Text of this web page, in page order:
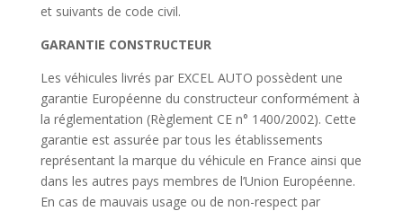
et suivants de code civil.
GARANTIE CONSTRUCTEUR
Les véhicules livrés par EXCEL AUTO possèdent une
garantie Européenne du constructeur conformément à
la réglementation (Règlement CE n° 1400/2002). Cette
garantie est assurée par tous les établissements
représentant la marque du véhicule en France ainsi que
dans les autres pays membres de l’Union Européenne.
En cas de mauvais usage ou de non-respect par